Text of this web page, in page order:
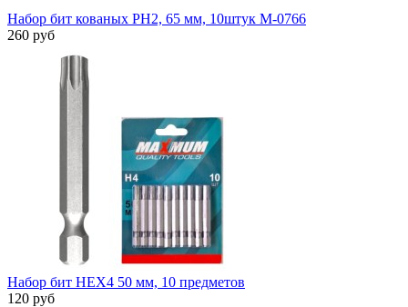
Набор бит кованых PH2, 65 мм, 10штук M-0766
260 руб
Набор бит HEX4 50 мм, 10 предметов
120 руб